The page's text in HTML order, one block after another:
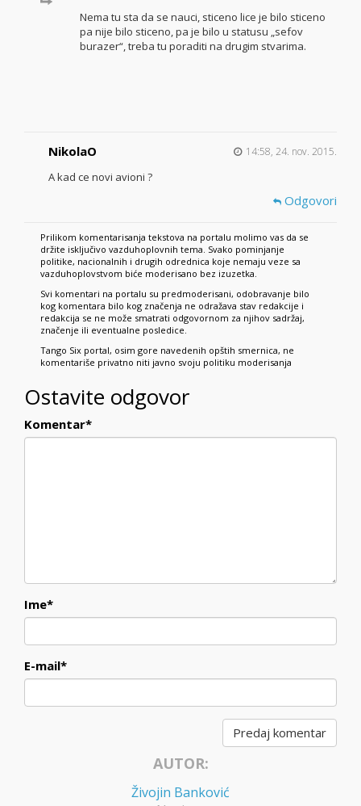
Nema tu sta da se nauci, sticeno lice je bilo sticeno
pa nije bilo sticeno, pa je bilo u statusu „sefov
burazer“, treba tu poraditi na drugim stvarima.
NikolaO 14:58, 24. nov. 2015.
A kad ce novi avioni ?
Odgovori
Prilikom komentarisanja tekstova na portalu molimo vas da se
držite isključivo vazduhoplovnih tema. Svako pominjanje
politike, nacionalnih i drugih odrednica koje nemaju veze sa
vazduhoplovstvom biće moderisano bez izuzetka.
Svi komentari na portalu su predmoderisani, odobravanje bilo
kog komentara bilo kog značenja ne odražava stav redakcije i
redakcija se ne može smatrati odgovornom za njihov sadržaj,
značenje ili eventualne posledice.
Tango Six portal, osim gore navedenih opštih smernica, ne
komentariše privatno niti javno svoju politiku moderisanja
Ostavite odgovor
Komentar*
Ime*
E-mail*
AUTOR:
Živojin Banković